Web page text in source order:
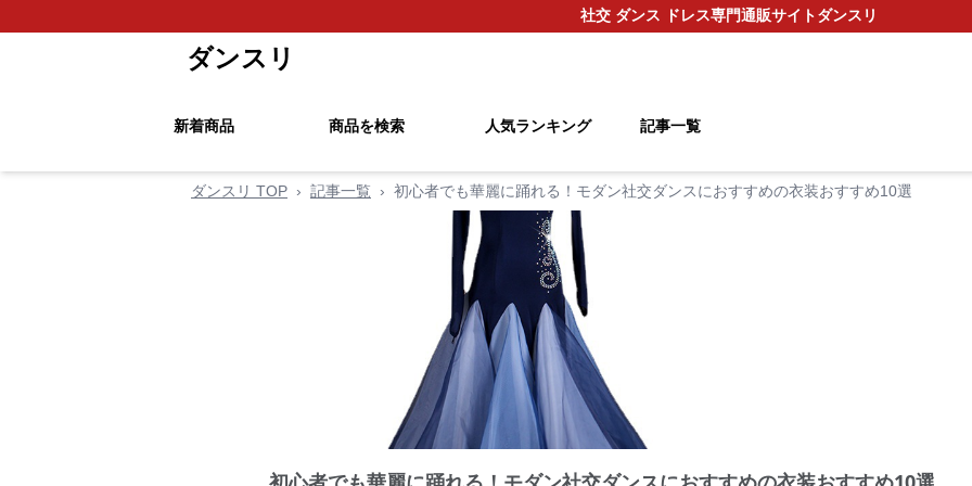
社交 ダンス ドレス専門通販サイトダンスリ
ダンスリ
新着商品 商品を検索 人気ランキング 記事一覧
ダンスリ TOP › 記事一覧 › 初心者でも華麗に踊れる！モダン社交ダンスにおすすめの衣装おすすめ10選